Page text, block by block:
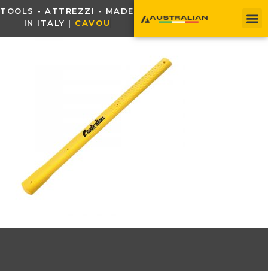
TOOLS - ATTREZZI - MADE
IN ITALY | CAVOU